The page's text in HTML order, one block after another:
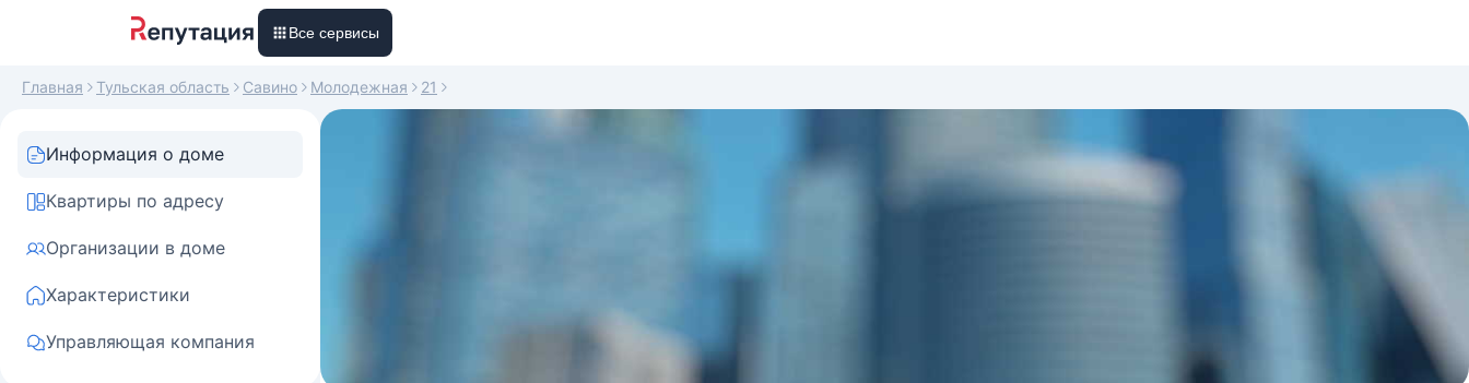
Все сервисы
Главная Тульская область Савино Молодежная 21
Информация о доме
Квартиры по адресу
Организации в доме
Характеристики
Управляющая компания